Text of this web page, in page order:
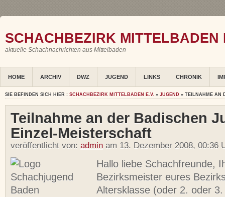
SCHACHBEZIRK MITTELBADEN
aktuelle Schachnachrichten aus Mittelbaden
HOME ARCHIV DWZ JUGEND LINKS CHRONIK
SIE BEFINDEN SICH HIER : SCHACHBEZIRK MITTELBADEN E.V. » JUGEND » TEILNAHME AN
Teilnahme an der Badischen
Einzel-Meisterschaft
veröffentlicht von: admin am 13. Dezember 2008, 00:36
Hallo liebe Schachfreunde,
Bezirksmeister eures
Altersklasse (oder 2. oder